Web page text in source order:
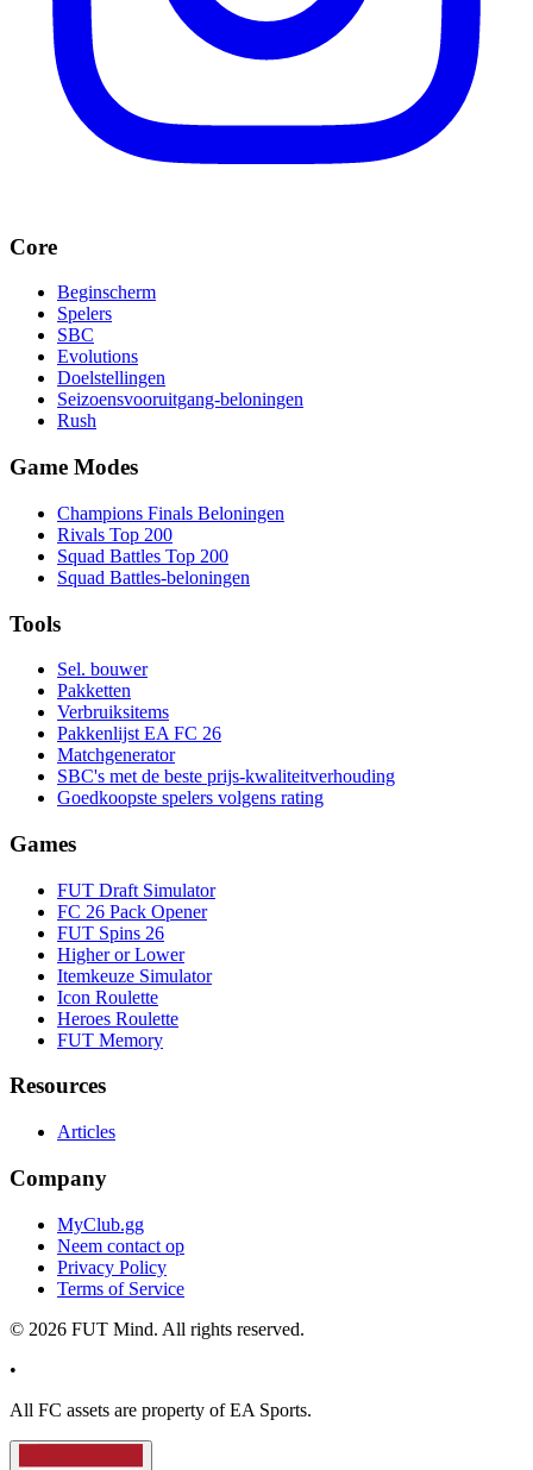
Core
Beginscherm
Spelers
SBC
Evolutions
Doelstellingen
Seizoensvooruitgang-beloningen
Rush
Game Modes
Champions Finals Beloningen
Rivals Top 200
Squad Battles Top 200
Squad Battles-beloningen
Tools
Sel. bouwer
Pakketten
Verbruiksitems
Pakkenlijst EA FC 26
Matchgenerator
SBC's met de beste prijs-kwaliteitverhouding
Goedkoopste spelers volgens rating
Games
FUT Draft Simulator
FC 26 Pack Opener
FUT Spins 26
Higher or Lower
Itemkeuze Simulator
Icon Roulette
Heroes Roulette
FUT Memory
Resources
Articles
Company
MyClub.gg
Neem contact op
Privacy Policy
Terms of Service
© 2026 FUT Mind. All rights reserved.
•
All FC assets are property of EA Sports.